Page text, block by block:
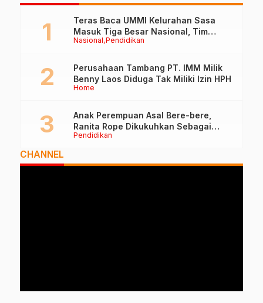
Nasional Pendidikan
Teras Baca UMMI Kelurahan Sasa
Masuk Tiga Besar Nasional, Tim
Penilai Lakukan Visitasi di Ternate
Home
Perusahaan Tambang PT. IMM Milik
Benny Laos Diduga Tak Miliki Izin HPH
Pendidikan
Anak Perempuan Asal Bere-bere,
Ranita Rope Dikukuhkan Sebagai
Guru Besar dan Rektor Ummu
CHANNEL